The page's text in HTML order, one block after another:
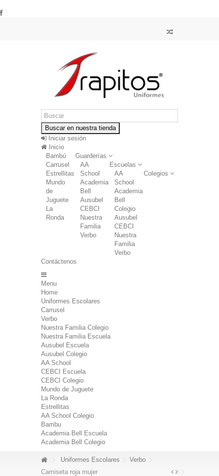
Buscar en nuestra tienda
Iniciar sesión
Inicio
Guarderías
Bambú
Carrusel
Estrellitas
Mundo
de
Juguete
La
Ronda
Escuelas
AA
School
Academia
Bell
Ausubel
CEBCI
Nuestra
Familia
Verbo
Colegios
AA
School
Academia
Bell
Colegio
Ausubel
CEBCI
Nuestra
Familia
Verbo
Contáctenos
Menu
Home
Uniformes Escolares
Carrusel
Verbo
Nuestra Familia Colegio
Nuestra Familia Escuela
Ausubel Escuela
Ausubel Colegio
AA School
CEBCI Escuela
CEBCI Colegio
Mundo de Juguete
La Ronda
Estrellitas
AA School Colegio
Bambu
Academia Bell Escuela
Academia Bell Colegio
Uniformes Escolares
Verbo
Camiseta roja mujer